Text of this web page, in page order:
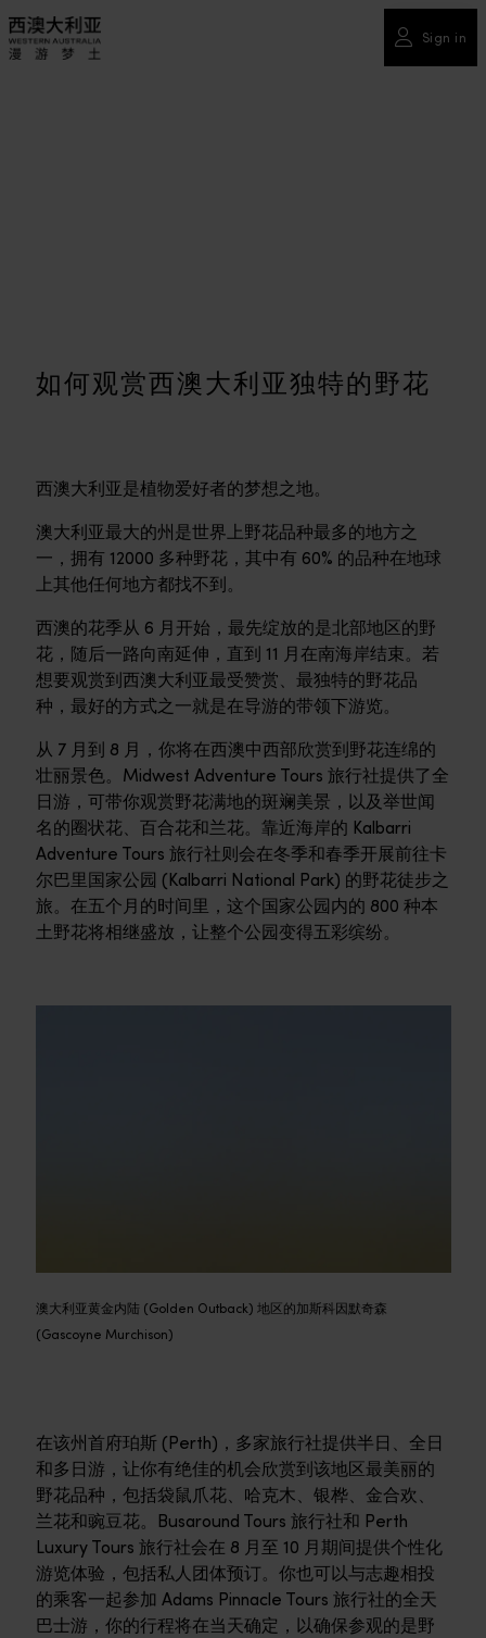
Sign in
如何观赏西澳大利亚独特的野花
西澳大利亚是植物爱好者的梦想之地。
澳大利亚最大的州是世界上野花品种最多的地方之
一，拥有 12000 多种野花，其中有 60% 的品种在地球
上其他任何地方都找不到。
西澳的花季从 6 月开始，最先绽放的是北部地区的野
花，随后一路向南延伸，直到 11 月在南海岸结束。若
想要观赏到西澳大利亚最受赞赏、最独特的野花品
种，最好的方式之一就是在导游的带领下游览。
从 7 月到 8 月，你将在西澳中西部欣赏到野花连绵的
壮丽景色。Midwest Adventure Tours 旅行社提供了全
日游，可带你观赏野花满地的斑斓美景，以及举世闻
名的圈状花、百合花和兰花。靠近海岸的 Kalbarri
Adventure Tours 旅行社则会在冬季和春季开展前往卡
尔巴里国家公园 (Kalbarri National Park) 的野花徒步之
旅。在五个月的时间里，这个国家公园内的 800 种本
土野花将相继盛放，让整个公园变得五彩缤纷。
澳大利亚黄金内陆 (Golden Outback) 地区的加斯科因默奇森
(Gascoyne Murchison)
在该州首府珀斯 (Perth)，多家旅行社提供半日、全日
和多日游，让你有绝佳的机会欣赏到该地区最美丽的
野花品种，包括袋鼠爪花、哈克木、银桦、金合欢、
兰花和豌豆花。Busaround Tours 旅行社和 Perth
Luxury Tours 旅行社会在 8 月至 10 月期间提供个性化
游览体验，包括私人团体预订。你也可以与志趣相投
的乘客一起参加 Adams Pinnacle Tours 旅行社的全天
巴士游，你的行程将在当天确定，以确保参观的是野